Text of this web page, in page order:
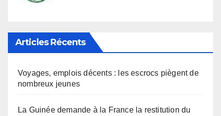
Articles Récents
Voyages, emplois décents : les escrocs piègent de
nombreux jeunes
La Guinée demande à la France la restitution du